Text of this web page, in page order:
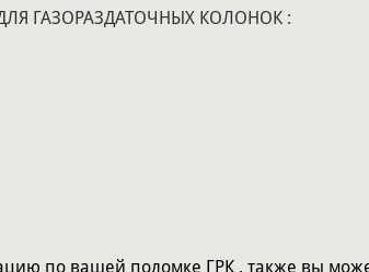
ДЛЯ
по вашей поломке ГРК , также вы